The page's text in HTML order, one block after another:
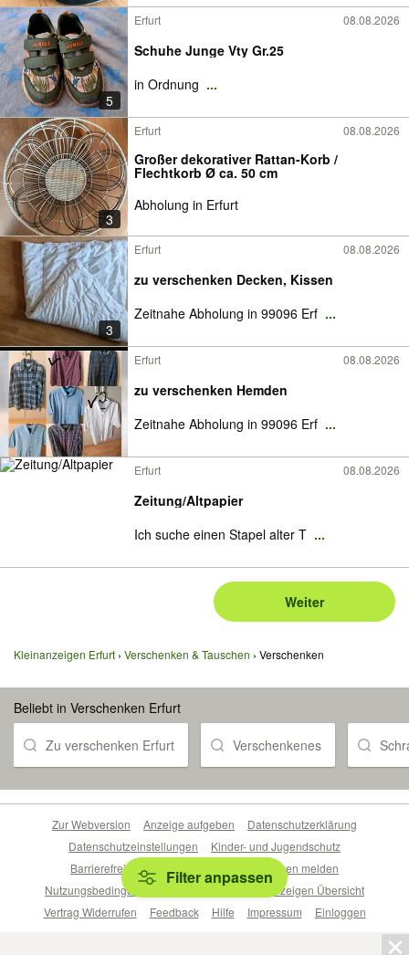
5
Erfurt 08.08.2026
Schuhe Junge Vty Gr.25
in Ordnung ...
3
Erfurt 08.08.2026
Großer dekorativer Rattan-Korb /
Flechtkorb Ø ca. 50 cm
Abholung in Erfurt
3
Erfurt 08.08.2026
zu verschenken Decken, Kissen
Zeitnahe Abholung in 99096 Erf ...
Erfurt 08.08.2026
zu verschenken Hemden
Zeitnahe Abholung in 99096 Erf ...
Erfurt 08.08.2026
Zeitung/Altpapier
Ich suche einen Stapel alter T ...
Weiter
Kleinanzeigen Erfurt Verschenken & Tauschen Verschenken
Beliebt in Verschenken Erfurt
Zu verschenken Erfurt Verschenkenes
Filter anpassen
Zur Webversion Anzeige aufgeben
Datenschutzerklärung
Datenschutzeinstellungen
Kinder- und Jugendschutz
Barrierefreiheitserklärung
Sicherheitslücken melden
Nutzungsbedingungen
Beliebte Suchen
Anzeigen Übersicht
Vertrag Widerrufen
Feedback Hilfe Impressum Einloggen